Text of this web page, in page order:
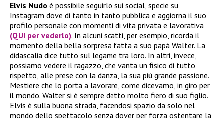
Elvis Nudo è possibile seguirlo sui social, specie su
Instagram dove di tanto in tanto pubblica e aggiorna il suo
profilo personale con momenti di vita privata e lavorativa
(QUI per vederlo). In alcuni scatti, per esempio, ricorda il
momento della bella sorpresa fatta a suo papà Walter. La
didascalia dice tutto sul legame tra loro. In altri, invece,
possiamo vedere il ragazzo, che vanta un fisico di tutto
rispetto, alle prese con la danza, la sua più grande passione.
Mestiere che lo porta a lavorare, come dicevamo, in giro per
il mondo. Walter si è sempre detto molto fiero di suo figlio.
Elvis è sulla buona strada, facendosi spazio da solo nel
mondo dello spettacolo senza dover per forza ostentare la